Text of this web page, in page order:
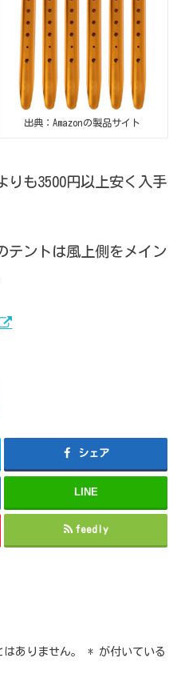
出典：Amazonの製品サイト
りも3500円以上安く入手
ントは風上側をメイン
シェア
LINE
feedly
ありません。 * が付いている